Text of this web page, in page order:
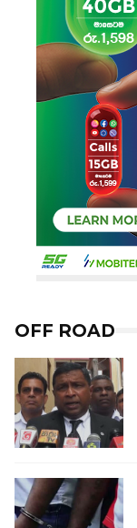
OFF ROAD